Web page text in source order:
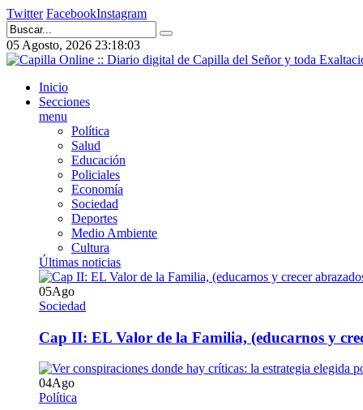
Twitter FacebookInstagram
05 Agosto, 2026 23:18:03
Inicio
Secciones
menu
Política
Salud
Educación
Policiales
Economía
Sociedad
Deportes
Medio Ambiente
Cultura
Últimas noticias
05Ago
Sociedad
Cap II: EL Valor de la Familia, (educarnos y
04Ago
Política